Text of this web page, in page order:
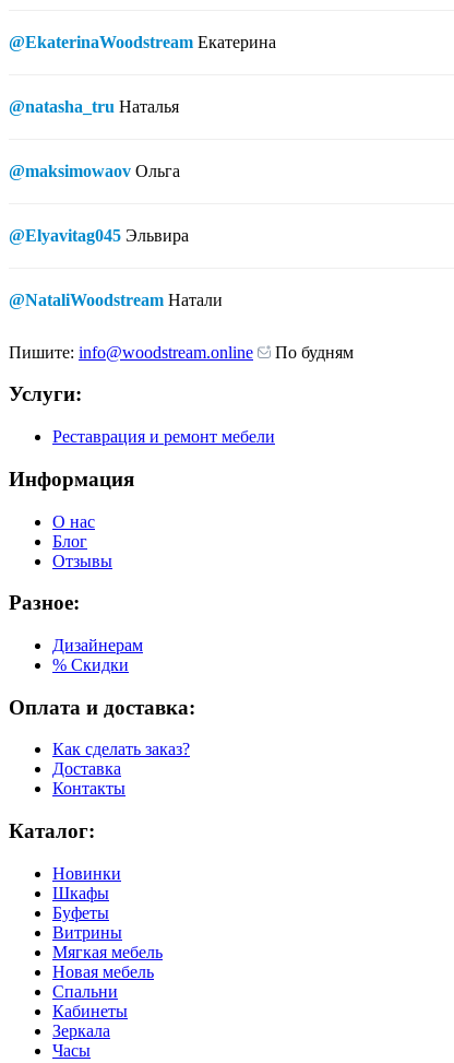
@EkaterinaWoodstream Екатерина
@natasha_tru Наталья
@maksimowaov Ольга
@Elyavitag045 Эльвира
@NataliWoodstream Натали
Пишите: info@woodstream.online По будням
Услуги:
Реставрация и ремонт мебели
Информация
О нас
Блог
Отзывы
Разное:
Дизайнерам
% Скидки
Оплата и доставка:
Как сделать заказ?
Доставка
Контакты
Каталог:
Новинки
Шкафы
Буфеты
Витрины
Мягкая мебель
Новая мебель
Спальни
Кабинеты
Зеркала
Часы